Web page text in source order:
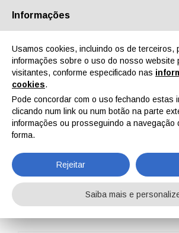
Quem Somos Parceiros Contactos Área
EN IT
Surface
Home Surface Treatment 101
Informações
Usamos cookies, incluindo os de terceiros,
informações sobre o uso do nosso website
visitantes, conforme especificado nas
cookies.
Pode concordar com o uso fechando estas
clicando num link ou num botão na parte
informações ou prosseguindo a navegação
forma.
Rejeitar
Saiba mais e